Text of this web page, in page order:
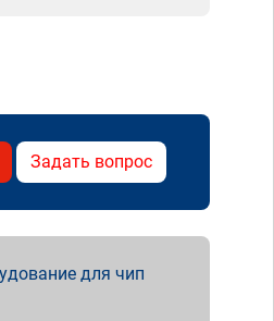
Задать вопрос
для чип